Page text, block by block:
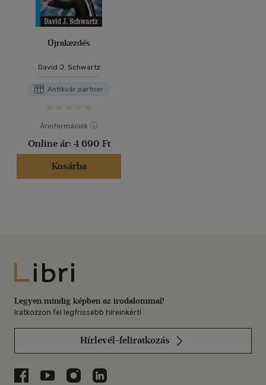
Újrakezdés
David J. Schwartz
Antikvár partner
Árinformációk
Online ár: 4 690 Ft
Kosárba
Libri
Legyen mindig képben az irodalommal!
Iratkozzon fel legfrissebb híreinkért!
Hírlevél-feliratkozás
Libri a Facebookon
Libri a Youtube-on
Libri az Instagramon
Libri a LinkedInen